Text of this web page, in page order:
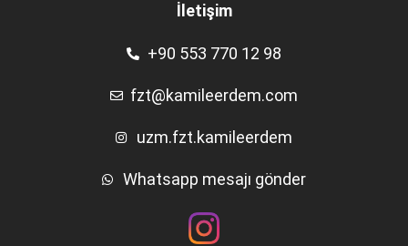
İletişim
+90 553 770 12 98
fzt@kamileerdem.com
uzm.fzt.kamileerdem
Whatsapp mesajı gönder